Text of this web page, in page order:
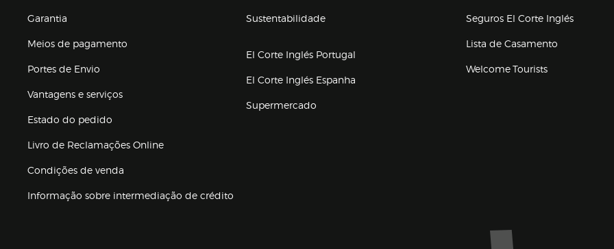
Garantia
Meios de pagamento
Portes de Envio
Vantagens e serviços
Estado do pedido
Livro de Reclamações Online
Condições de venda
Informação sobre intermediação de crédito
Sustentabilidade
El Corte Inglés Portugal
El Corte Inglés Espanha
Supermercado
Seguros El Corte Inglés(abre en
Lista de Casamento
Welcome Tourists
Marca El Corte Inglés